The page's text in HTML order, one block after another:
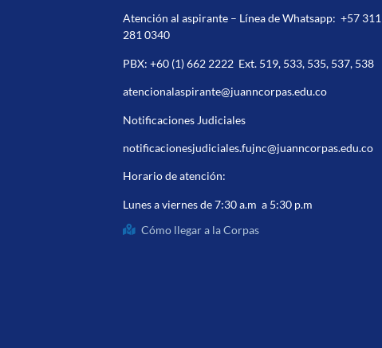
Atención al aspirante – Línea de Whatsapp:+57 311
281 0340
PBX:+60 (1) 662 2222 Ext. 519, 533, 535, 537, 538
atencionalaspirante@juanncorpas.edu.co
Notificaciones Judiciales
notificacionesjudiciales.fujnc@juanncorpas.edu.co
Horario de atención:
Lunes a viernes de 7:30 a.m a 5:30 p.m
Cómo llegar a la Corpas